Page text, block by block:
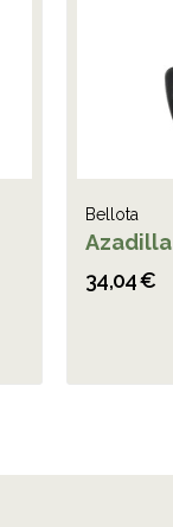
Bellota
Azadilla
34,04 €